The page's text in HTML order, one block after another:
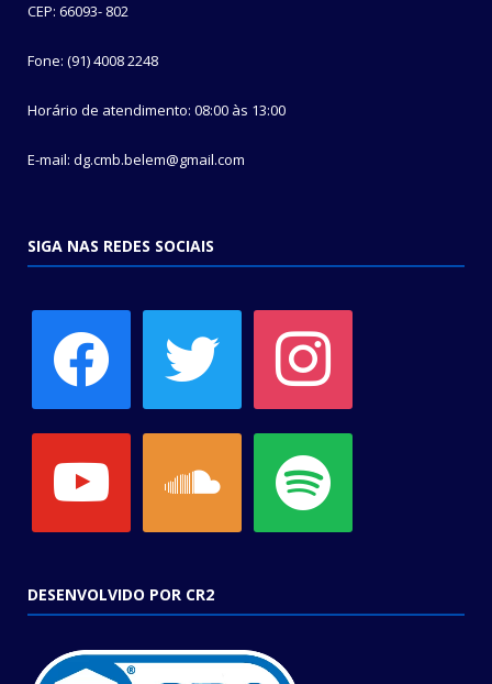
CEP: 66093- 802
Fone: (91) 4008 2248
Horário de atendimento: 08:00 às 13:00
E-mail: dg.cmb.belem@gmail.com
SIGA NAS REDES SOCIAIS
DESENVOLVIDO POR CR2